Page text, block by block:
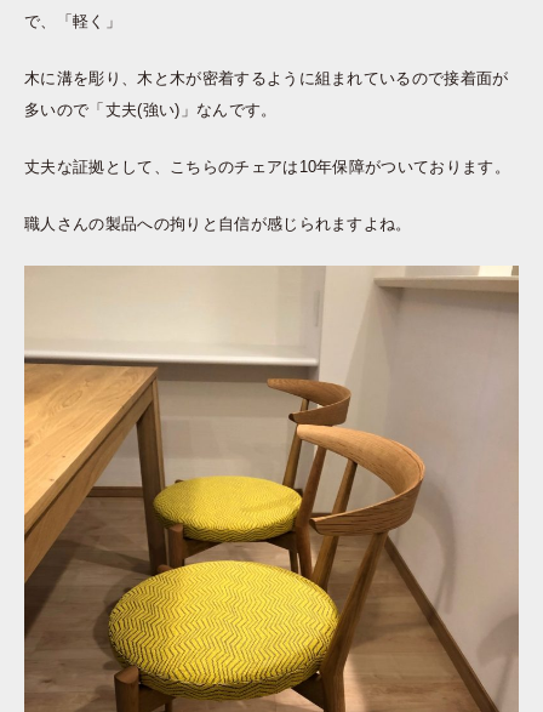
で、「軽く」
木に溝を彫り、木と木が密着するように組まれているので接着面が
多いので「丈夫(強い)」なんです。
丈夫な証拠として、こちらのチェアは10年保障がついております。
職人さんの製品への拘りと自信が感じられますよね。